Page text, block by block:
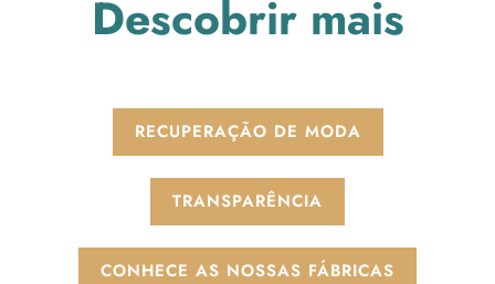
Descobrir mais
RECUPERAÇÃO DE MODA
TRANSPARÊNCIA
CONHECE AS NOSSAS FÁBRICAS